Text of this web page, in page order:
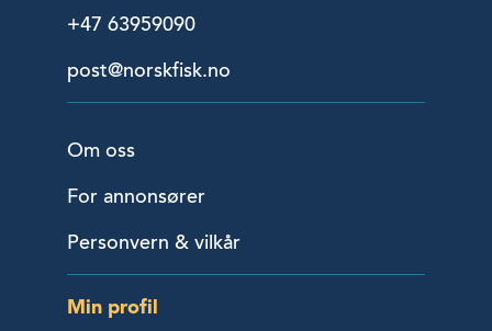
+47 63959090
post@norskfisk.no
Om oss
For annonsører
Personvern & vilkår
Min profil